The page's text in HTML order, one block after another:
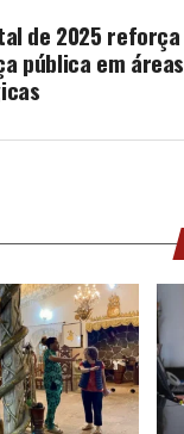
de 2025 reforça
pública em áreas